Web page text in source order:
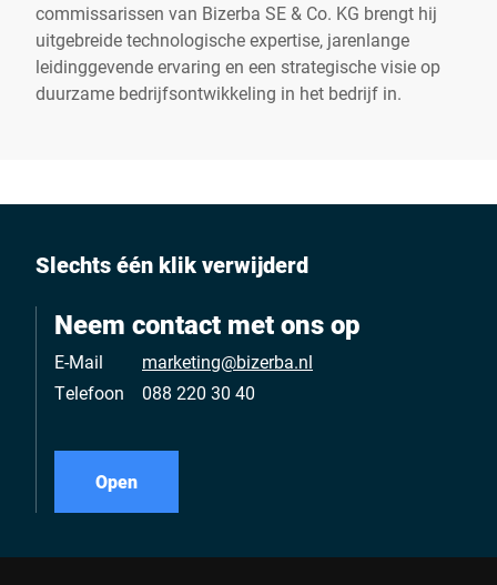
commissarissen van Bizerba SE & Co. KG brengt hij
uitgebreide technologische expertise, jarenlange
leidinggevende ervaring en een strategische visie op
duurzame bedrijfsontwikkeling in het bedrijf in.
Slechts één klik verwijderd
Neem contact met ons op
E-Mail
marketing@bizerba.nl
Telefoon
088 220 30 40
Open